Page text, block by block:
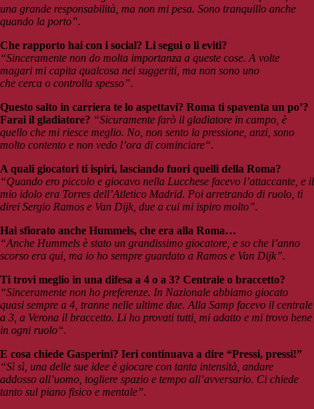
una grande responsabilità, ma non mi pesa. Sono tranquillo anche
quando la porto”.
Che rapporto hai con i social? Li segui o li eviti?
“Sinceramente non do molta importanza a queste cose. A volte
magari mi capita qualcosa nei suggeriti, ma non sono uno
che cerca o controlla spesso”.
Questo salto in carriera te lo aspettavi? Roma ti spaventa un po’?
Farai il gladiatore? “Sicuramente farò il gladiatore in campo, è
quello che mi riesce meglio. No, non sento la pressione, anzi, sono
molto contento e non vedo l’ora di cominciare“.
A quali giocatori ti ispiri, lasciando fuori quelli della Roma?
“Quando ero piccolo e giocavo nella Lucchese facevo l’attaccante, e il
mio idolo era Torres dell’Atletico Madrid. Poi arretrando di ruolo, ti
direi Sergio Ramos e Van Dijk, due a cui mi ispiro molto”.
Hai sfiorato anche Hummels, che era alla Roma…
“Anche Hummels è stato un grandissimo giocatore, e so che l’anno
scorso era qui, ma io ho sempre guardato a Ramos e Van Dijk”.
Ti trovi meglio in una difesa a 4 o a 3? Centrale o braccetto?
“Sinceramente non ho preferenze. In Nazionale abbiamo giocato
quasi sempre a 4, tranne nelle ultime due. Alla Samp facevo il centrale
a 3, a Verona il braccetto. Li ho provati tutti, mi adatto e mi trovo bene
in ogni ruolo“.
E cosa chiede Gasperini? Ieri continuava a dire “Pressi, pressi!”
“Sì sì, una delle sue idee è giocare con tanta intensità, andare
addosso all’uomo, togliere spazio e tempo all’avversario. Ci chiede
tanto sul piano fisico e mentale”.